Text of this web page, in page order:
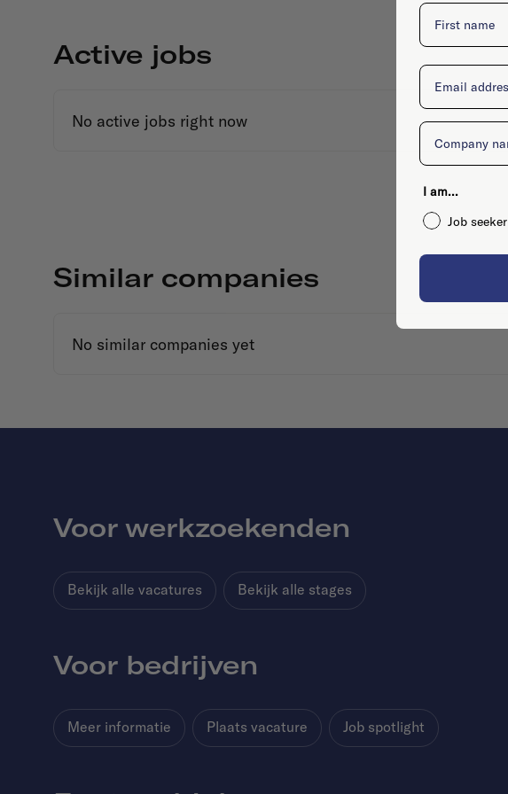
Active jobs
No active jobs right now
Similar companies
No similar companies yet
Voor werkzoekenden
Bekijk alle vacatures Bekijk alle stages
Voor bedrijven
Meer informatie Plaats vacature Job spotlight
First name
Email
Company
I am...
Job seeker